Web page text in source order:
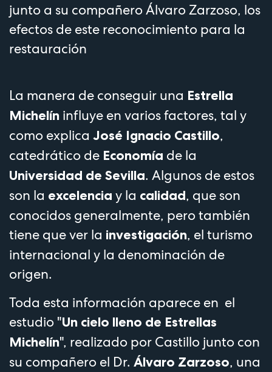
junto a su compañero Álvaro Zarzoso, los
efectos de este reconocimiento para la
restauración
La manera de conseguir una Estrella
Michelín influye en varios factores, tal y
como explica José Ignacio Castillo,
catedrático de Economía de la
Universidad de Sevilla. Algunos de estos
son la excelencia y la calidad, que son
conocidos generalmente, pero también
tiene que ver la investigación, el turismo
internacional y la denominación de
origen.
Toda esta información aparece en el
estudio "Un cielo lleno de Estrellas
Michelín", realizado por Castillo junto con
su compañero el Dr. Álvaro Zarzoso, una